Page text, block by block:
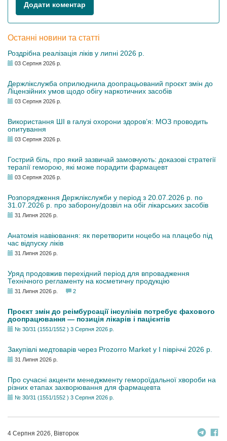
Додати коментар
Останні новини та статті
Роздрібна реалізація ліків у липні 2026 р.
03 Серпня 2026 р.
Держлікслужба оприлюднила доопрацьований проєкт змін до
Ліцензійних умов щодо обігу наркотичних засобів
03 Серпня 2026 р.
Використання ШІ в галузі охорони здоров’я: МОЗ проводить
опитування
03 Серпня 2026 р.
Гострий біль, про який зазвичай замовчують: доказові стратегії
терапії геморою, які може порадити фармацевт
03 Серпня 2026 р.
Розпорядження Держлікслужби у період з 20.07.2026 р. по
31.07.2026 р. про заборону/дозвіл на обіг лікарських засобів
31 Липня 2026 р.
Анатомія навіювання: як перетворити ноцебо на плацебо під
час відпуску ліків
31 Липня 2026 р.
Уряд продовжив перехідний період для впровадження
Технічного регламенту на косметичну продукцію
31 Липня 2026 р. 2
Проєкт змін до реімбурсації інсулінів потребує фахового
доопрацювання — позиція лікарів і пацієнтів
№ 30/31 (1551/1552 ) 3 Серпня 2026 р.
Закупівлі медтоварів через Prozorro Market у I півріччі 2026 р.
31 Липня 2026 р.
Про сучасні акценти менеджменту гемороїдальної хвороби на
різних етапах захворювання для фармацевта
№ 30/31 (1551/1552 ) 3 Серпня 2026 р.
4 Серпня 2026, Вівторок